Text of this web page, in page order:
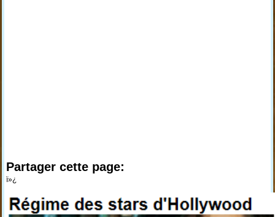
Partager cette page:
ï»¿